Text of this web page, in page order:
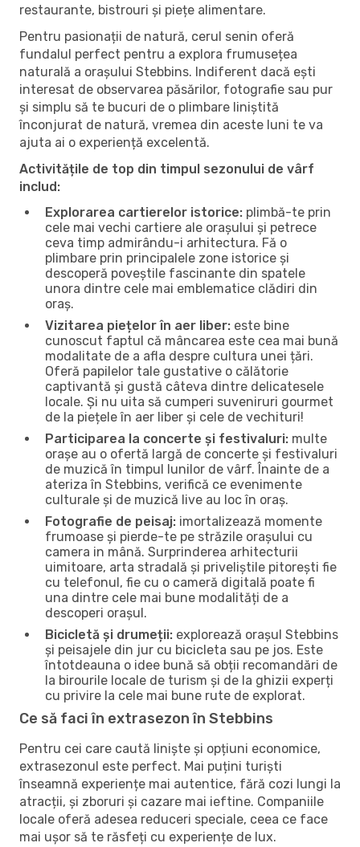
restaurante, bistrouri și piețe alimentare.
Pentru pasionații de natură, cerul senin oferă
fundalul perfect pentru a explora frumusețea
naturală a orașului Stebbins. Indiferent dacă ești
interesat de observarea păsărilor, fotografie sau pur
și simplu să te bucuri de o plimbare liniștită
înconjurat de natură, vremea din aceste luni te va
ajuta ai o experiență excelentă.
Activitățile de top din timpul sezonului de vârf
includ:
Explorarea cartierelor istorice: plimbă-te prin
cele mai vechi cartiere ale orașului și petrece
ceva timp admirându-i arhitectura. Fă o
plimbare prin principalele zone istorice și
descoperă poveștile fascinante din spatele
unora dintre cele mai emblematice clădiri din
oraș.
Vizitarea piețelor în aer liber: este bine
cunoscut faptul că mâncarea este cea mai bună
modalitate de a afla despre cultura unei țări.
Oferă papilelor tale gustative o călătorie
captivantă și gustă câteva dintre delicatesele
locale. Și nu uita să cumperi suveniruri gourmet
de la piețele în aer liber și cele de vechituri!
Participarea la concerte și festivaluri: multe
orașe au o ofertă largă de concerte și festivaluri
de muzică în timpul lunilor de vârf. Înainte de a
ateriza în Stebbins, verifică ce evenimente
culturale și de muzică live au loc în oraș.
Fotografie de peisaj: imortalizează momente
frumoase și pierde-te pe străzile orașului cu
camera in mână. Surprinderea arhitecturii
uimitoare, arta stradală și priveliștile pitorești fie
cu telefonul, fie cu o cameră digitală poate fi
una dintre cele mai bune modalități de a
descoperi orașul.
Bicicletă și drumeții: explorează orașul Stebbins
și peisajele din jur cu bicicleta sau pe jos. Este
întotdeauna o idee bună să obții recomandări de
la birourile locale de turism și de la ghizii experți
cu privire la cele mai bune rute de explorat.
Ce să faci în extrasezon în Stebbins
Pentru cei care caută liniște și opțiuni economice,
extrasezonul este perfect. Mai puțini turiști
înseamnă experiențe mai autentice, fără cozi lungi la
atracții, și zboruri și cazare mai ieftine. Companiile
locale oferă adesea reduceri speciale, ceea ce face
mai ușor să te răsfeți cu experiențe de lux.